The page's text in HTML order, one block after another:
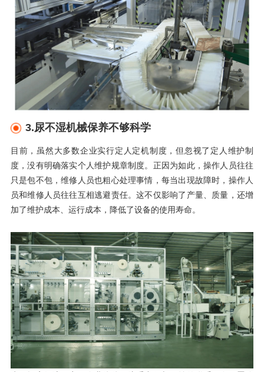
3.尿不湿机械保养不够科学
目前，虽然大多数企业实行定人定机制度，但忽视了定人维护制
度，没有明确落实个人维护规章制度。正因为如此，操作人员往往
只是包不包，维修人员也粗心处理事情，每当出现故障时，操作人
员和维修人员往往互相逃避责任。这不仅影响了产量、质量，还增
加了维护成本、运行成本，降低了设备的使用寿命。